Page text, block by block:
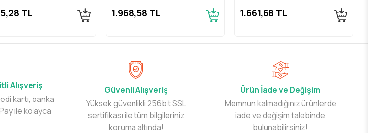
TL 1.968,58 TL 1.661,68 TL
Alışveriş
kartı, banka
ile kolayca
Güvenli Alışveriş
Yüksek güvenlikli 256bit SSL
sertifikası ile tüm bilgileriniz
koruma altında!
Ürün İade ve Değişim
Memnun kalmadığınız ürünlerde
iade ve değişim talebinde
bulunabilirsiniz!